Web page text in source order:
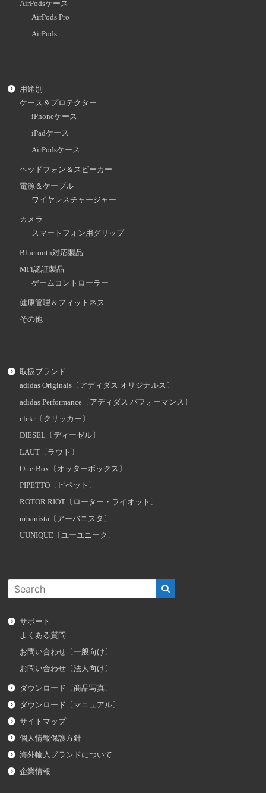
AirPodsケース
AirPods Pro
AirPods
用途別
ケース＆プロテクター
iPhoneケース
iPadケース
AirPodsケース
ヘッドフォン＆スピーカー
電源＆ケーブル
ワイヤレスチャージャー
カメラ
スマートフォン用グリップ
Bluetooth対応製品
MFi認証製品
ゲームコントローラー
健康管理＆フィットネス
その他
取扱ブランド
adidas Originals〔アディダス オリジナルス〕
adidas Performance〔アディダス パフォーマンス〕
clckr〔クリッカー〕
DIESEL〔ディーゼル〕
LAUT〔ラウト〕
OtterBox〔オッターボックス〕
PIPETTO〔ピペット〕
ROTOR RIOT〔ローター・ライオット〕
urbanista〔アーバニスタ〕
UUNIQUE〔ユーユニーク〕
サポート
よくある質問
お問い合わせ〔一般向け〕
お問い合わせ〔法人向け〕
ダウンロード〔商品写真〕
ダウンロード〔マニュアル〕
サイトマップ
個人情報保護方針
海外輸入ブランドについて
企業情報